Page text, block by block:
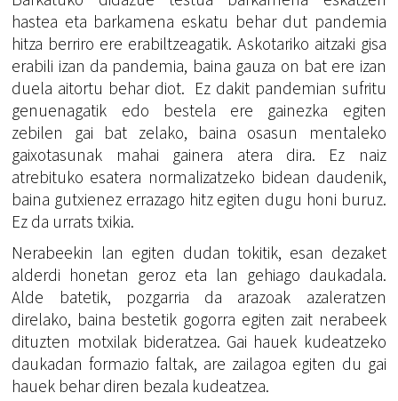
hastea eta barkamena eskatu behar dut pandemia
hitza berriro ere erabiltzeagatik. Askotariko aitzaki gisa
erabili izan da pandemia, baina gauza on bat ere izan
duela aitortu behar diot. Ez dakit pandemian sufritu
genuenagatik edo bestela ere gainezka egiten
zebilen gai bat zelako, baina osasun mentaleko
gaixotasunak mahai gainera atera dira. Ez naiz
atrebituko esatera normalizatzeko bidean daudenik,
baina gutxienez errazago hitz egiten dugu honi buruz.
Ez da urrats txikia.
Nerabeekin lan egiten dudan tokitik, esan dezaket
alderdi honetan geroz eta lan gehiago daukadala.
Alde batetik, pozgarria da arazoak azaleratzen
direlako, baina bestetik gogorra egiten zait nerabeek
dituzten motxilak bideratzea. Gai hauek kudeatzeko
daukadan formazio faltak, are zailagoa egiten du gai
hauek behar diren bezala kudeatzea.